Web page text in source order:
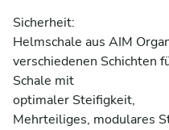
Sicherheit:
Helmschale aus AIM
verschiedenen Schichten
Schale mit
optimaler Steifigkeit,
Mehrteiliges, modulares